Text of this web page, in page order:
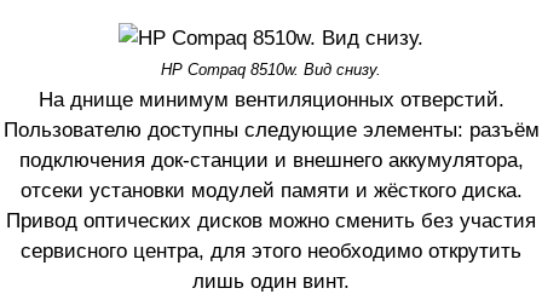
HP Compaq 8510w. Вид снизу.
На днище минимум вентиляционных отверстий.
Пользователю доступны следующие элементы: разъём
подключения док-станции и внешнего аккумулятора,
отсеки установки модулей памяти и жёсткого диска.
Привод оптических дисков можно сменить без участия
сервисного центра, для этого необходимо открутить
лишь один винт.